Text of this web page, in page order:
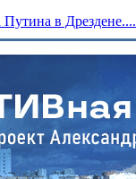
в Дрездене....